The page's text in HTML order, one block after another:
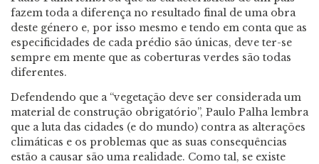
fazem toda a diferença no resultado final de uma obra
deste género e, por isso mesmo e tendo em conta que as
especificidades de cada prédio são únicas, deve ter-se
sempre em mente que as coberturas verdes são todas
diferentes.
Defendendo que a “vegetação deve ser considerada um
material de construção obrigatório”, Paulo Palha lembra
que a luta das cidades (e do mundo) contra as alterações
climáticas e os problemas que as suas consequências
estão a causar são uma realidade. Como tal, se existe